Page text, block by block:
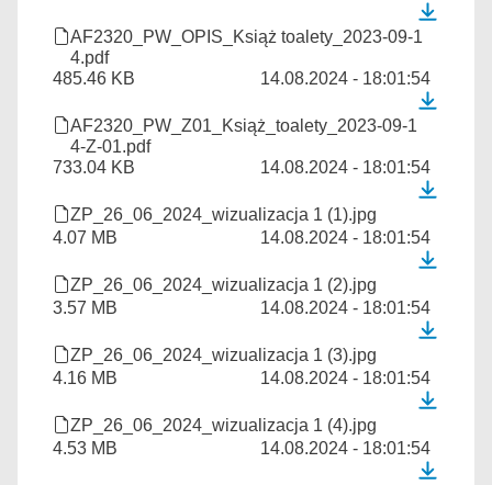
AF2320_PW_OPIS_Książ toalety_2023-09-1
4.pdf
485.46 KB
14.08.2024 - 18:01:54
AF2320_PW_Z01_Książ_toalety_2023-09-1
4-Z-01.pdf
733.04 KB
14.08.2024 - 18:01:54
ZP_26_06_2024_wizualizacja 1 (1).jpg
4.07 MB
14.08.2024 - 18:01:54
ZP_26_06_2024_wizualizacja 1 (2).jpg
3.57 MB
14.08.2024 - 18:01:54
ZP_26_06_2024_wizualizacja 1 (3).jpg
4.16 MB
14.08.2024 - 18:01:54
ZP_26_06_2024_wizualizacja 1 (4).jpg
4.53 MB
14.08.2024 - 18:01:54